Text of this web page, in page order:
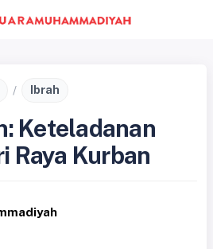
Ibrah
Keteladanan
Raya Kurban